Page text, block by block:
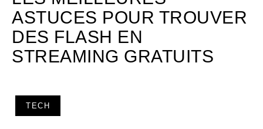
ASTUCES POUR TROUVER
DES FLASH EN
STREAMING GRATUITS
TECH